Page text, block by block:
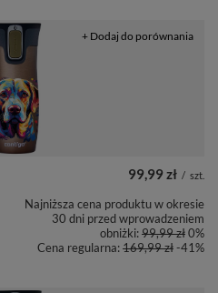
99,99 zł / szt.
Najniższa cena produktu w okresie
30 dni przed wprowadzeniem
obniżki:99,99 zł0%
Cena regularna:169,99 zł-41%
+ Dodaj do porównania